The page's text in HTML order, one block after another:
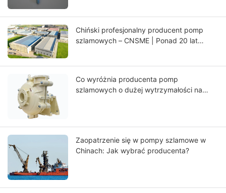
Chiński profesjonalny producent pomp
szlamowych – CNSME | Ponad 20 lat
Co wyróżnia producenta pomp
szlamowych o dużej wytrzymałości na
Zaopatrzenie się w pompy szlamowe w
Chinach: Jak wybrać producenta?